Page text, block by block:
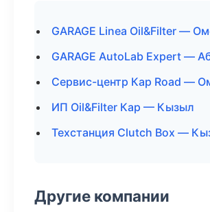
GARAGE Linea Oil&Filter —
GARAGE AutoLab Expert —
Сервис-центр Кар Road —
ИП Oil&Filter Кар — Кызыл
Техстанция Clutch Box —
Другие компании